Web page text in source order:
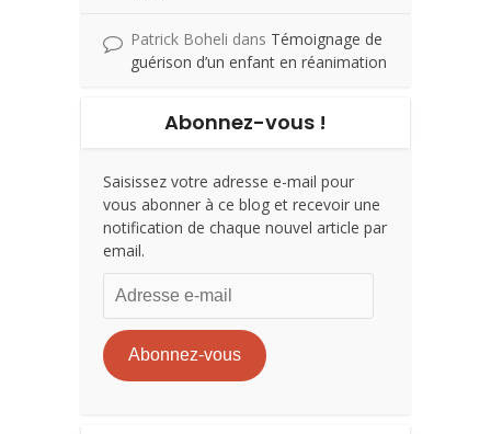
Patrick Boheli dans Témoignage de
guérison d’un enfant en réanimation
Abonnez-vous !
Saisissez votre adresse e-mail pour
vous abonner à ce blog et recevoir une
notification de chaque nouvel article par
email.
Adresse
e-
mail
Abonnez-vous